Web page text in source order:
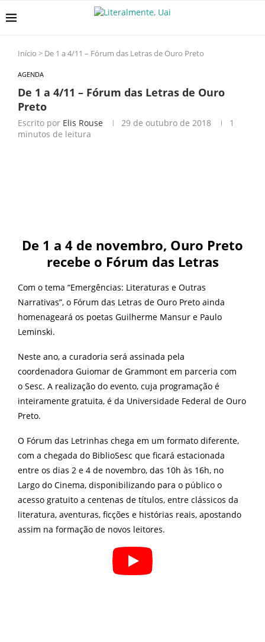
Início > De 1 a 4/11 – Fórum das Letras de Ouro Preto
AGENDA
De 1 a 4/11 – Fórum das Letras de Ouro
Preto
Escrito por Elis Rouse 29 de outubro de 2018
1
minutos de leitura
De 1 a 4 de novembro, Ouro Preto
recebe o Fórum das Letras
Com o tema “Emergências: Literaturas e Outras
Narrativas”, o Fórum das Letras de Ouro Preto ainda
homenageará os poetas Guilherme Mansur e Paulo
Leminski.
Neste ano, a curadoria será assinada pela
coordenadora Guiomar de Grammont em parceria com
o Sesc. A realização do evento, cuja programação é
inteiramente gratuita, é da Universidade Federal de Ouro
Preto.
O Fórum das Letrinhas chega em um formato diferente,
com a chegada do BiblioSesc que ficará estacionada
entre os dias 2 e 4 de novembro, das 10h às 16h, no
Largo do Cinema, disponibilizando para o público o
acesso gratuito a centenas de títulos, entre clássicos da
literatura, aventuras, ficções e histórias reais, apostando
assim na formação de novos leitores.